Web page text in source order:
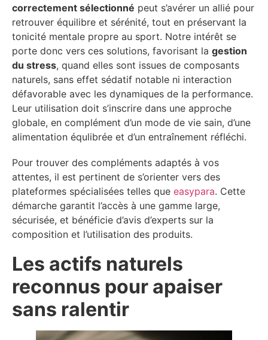
correctement sélectionné peut s’avérer un allié pour
retrouver équilibre et sérénité, tout en préservant la
tonicité mentale propre au sport. Notre intérêt se
porte donc vers ces solutions, favorisant la gestion
du stress, quand elles sont issues de composants
naturels, sans effet sédatif notable ni interaction
défavorable avec les dynamiques de la performance.
Leur utilisation doit s’inscrire dans une approche
globale, en complément d’un mode de vie sain, d’une
alimentation équlibrée et d’un entraînement réfléchi.
Pour trouver des compléments adaptés à vos
attentes, il est pertinent de s’orienter vers des
plateformes spécialisées telles que easypara. Cette
démarche garantit l’accès à une gamme large,
sécurisée, et bénéficie d’avis d’experts sur la
composition et l’utilisation des produits.
Les actifs naturels
reconnus pour apaiser
sans ralentir